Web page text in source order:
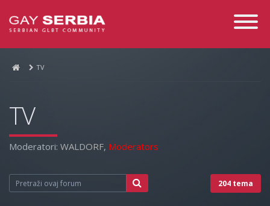
Toggle
TV
TV
Moderatori: WALDORF, Moderators
204 tema